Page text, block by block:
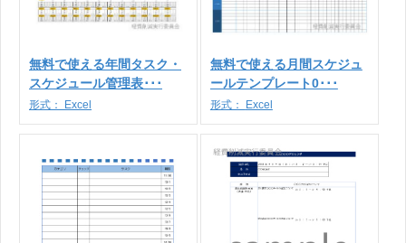
無料で使える年間タスク・
スケジュール管理表･･･
形式： Excel
無料で使える月間スケジュ
ールテンプレート0･･･
形式： Excel